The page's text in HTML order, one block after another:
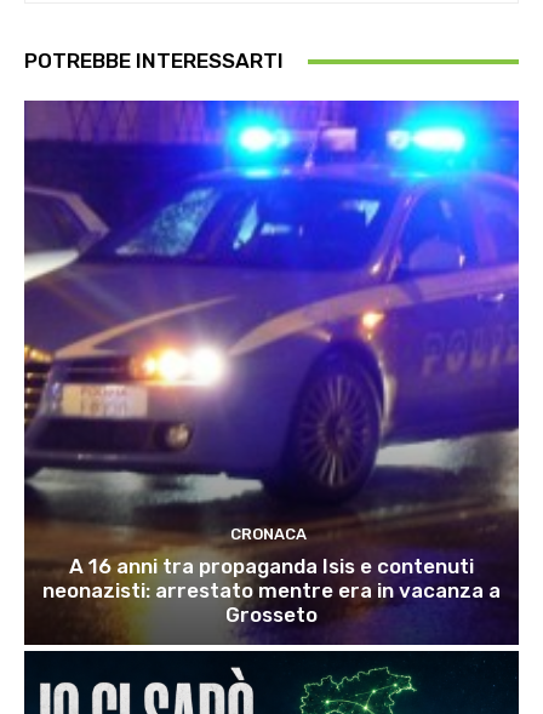
POTREBBE INTERESSARTI
CRONACA
A 16 anni tra propaganda Isis e contenuti
neonazisti: arrestato mentre era in vacanza a
Grosseto